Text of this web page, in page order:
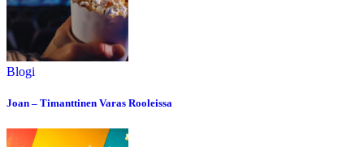
Blogi
Joan – Timanttinen Varas Rooleissa